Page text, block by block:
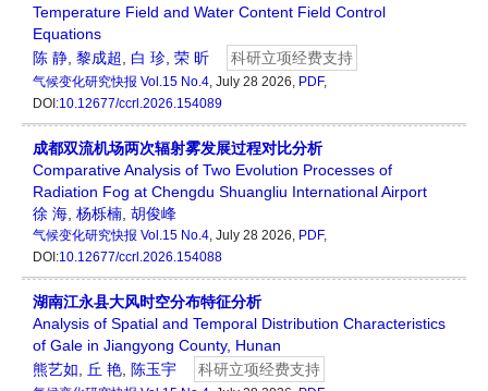
Temperature Field and Water Content Field Control
Equations
陈 静 黎成超 白 珍 荣 昕 科研立项经费支持
气候变化研究快报 Vol.15 No.4, July 28 2026, PDF,
DOI:10.12677/ccrl.2026.154089
成都双流机场两次辐射雾发展过程对比分析
Comparative Analysis of Two Evolution Processes of
Radiation Fog at Chengdu Shuangliu International Airport
徐 海 杨栎楠 胡俊峰
气候变化研究快报 Vol.15 No.4, July 28 2026, PDF,
DOI:10.12677/ccrl.2026.154088
湖南江永县大风时空分布特征分析
Analysis of Spatial and Temporal Distribution Characteristics
of Gale in Jiangyong County, Hunan
熊艺如
丘 艳 陈玉宇 科研立项经费支持